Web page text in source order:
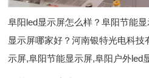
阜阳led显示屏怎么样？阜阳节能
显示屏哪家好？河南银特光电科技
示屏,阜阳节能显示屏,阜阳户外led